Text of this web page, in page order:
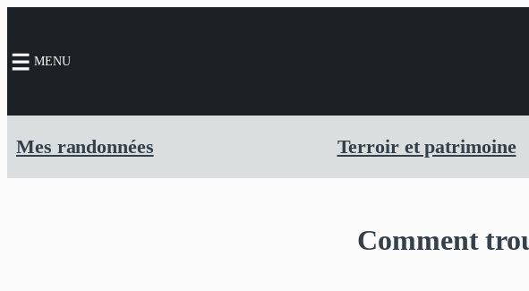
contenu
MENU
Mes randonnées Terroir et patrimoine
Comment